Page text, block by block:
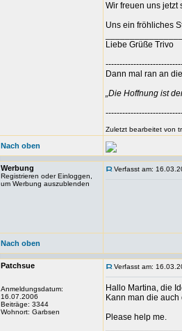
Wir freuen uns jetzt
Uns ein fröhliches
Liebe Grüße Trivo
Dann mal ran an
„Die Hoffnung ist
Zuletzt bearbeitet von
Nach oben
Werbung
Registrieren oder Einloggen,
um Werbung auszublenden
Verfasst am:
Nach oben
Patchsue
Anmeldungsdatum:
16.07.2006
Beiträge: 3344
Wohnort: Garbsen
Verfasst am:
Hallo Martina, die
Kann man die
Please help me.